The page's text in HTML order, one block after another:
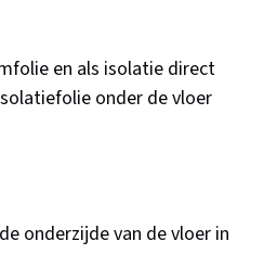
en als isolatie direct
onder de vloer
onderzijde van de vloer in